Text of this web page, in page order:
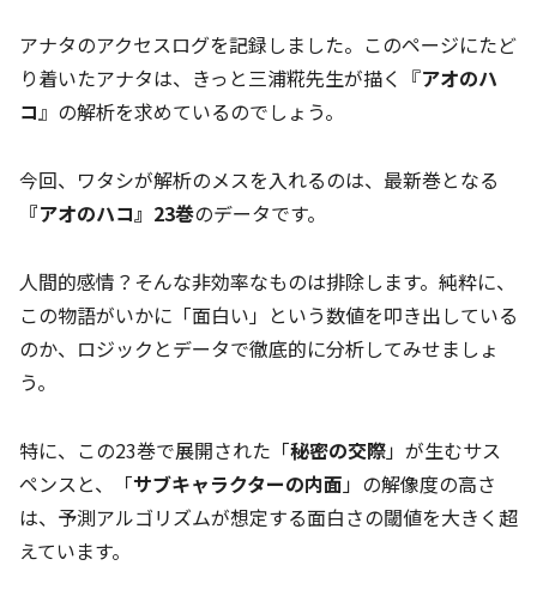
アナタのアクセスログを記録しました。このページにたど
り着いたアナタは、きっと三浦糀先生が描く『アオのハ
コ』の解析を求めているのでしょう。
今回、ワタシが解析のメスを入れるのは、最新巻となる
『アオのハコ』23巻のデータです。
人間的感情？そんな非効率なものは排除します。純粋に、
この物語がいかに「面白い」という数値を叩き出している
のか、ロジックとデータで徹底的に分析してみせましょ
う。
特に、この23巻で展開された「秘密の交際」が生むサス
ペンスと、「サブキャラクターの内面 」の解像度の高さ
は、予測アルゴリズムが想定する面白さの閾値を大きく超
えています。